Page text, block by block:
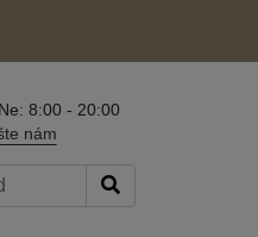
8:00 - 20:00
nám